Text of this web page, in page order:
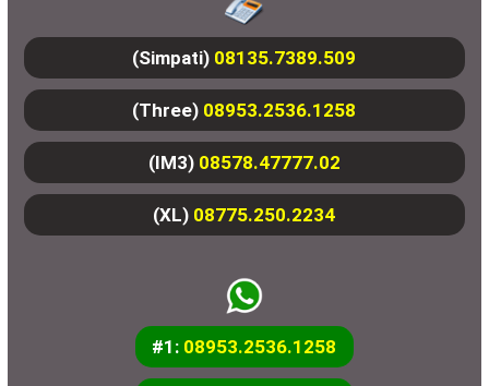
(Simpati) 08135.7389.509
(Three) 08953.2536.1258
(IM3) 08578.47777.02
(XL) 08775.250.2234
#1: 08953.2536.1258